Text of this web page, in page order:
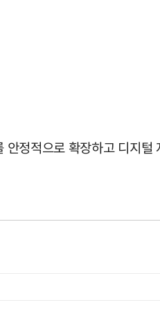
정적으로 확장하고 디지